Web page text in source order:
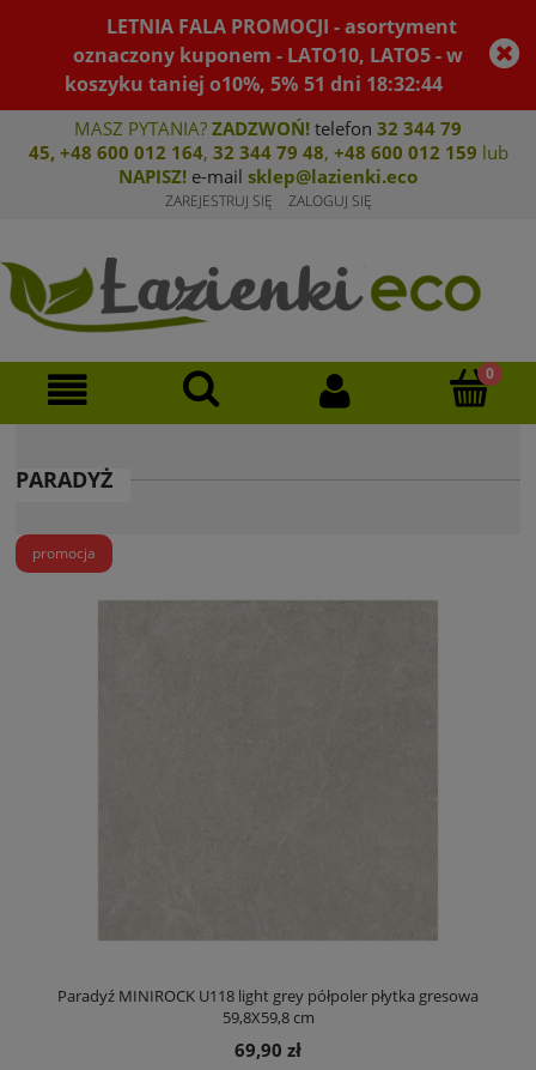
LETNIA FALA PROMOCJI - asortyment
oznaczony kuponem - LATO10, LATO5 - w
koszyku taniej o10%, 5% 51 dni 18:32:43
MASZ PYTANIA? ZADZWOŃ! telefon 32 344 79
45, +48 600 012 164, 32 344 79 48, +48 600 012 159 lub
NAPISZ! e-mail sklep@lazienki.eco
ZAREJESTRUJ SIĘ ZALOGUJ SIĘ
PARADYŻ
Paradyź MINIROCK U118 light grey półpoler płytka gresowa
59,8X59,8 cm
69,90 zł
promocja